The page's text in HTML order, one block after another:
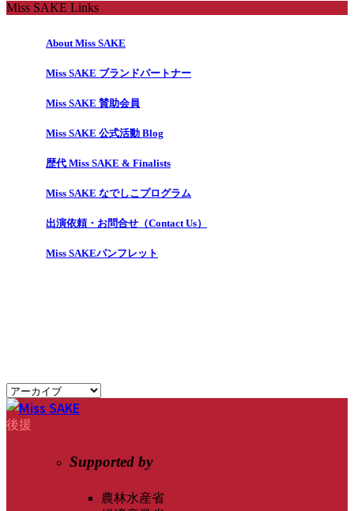
Miss SAKE Links
About Miss SAKE
Miss SAKE ブランドパートナー
Miss SAKE 賛助会員
Miss SAKE 公式活動 Blog
歴代 Miss SAKE & Finalists
Miss SAKE なでしこプログラム
出演依頼・お問合せ（Contact Us）
Miss SAKEパンフレット
後援
Supported by
農林水産省